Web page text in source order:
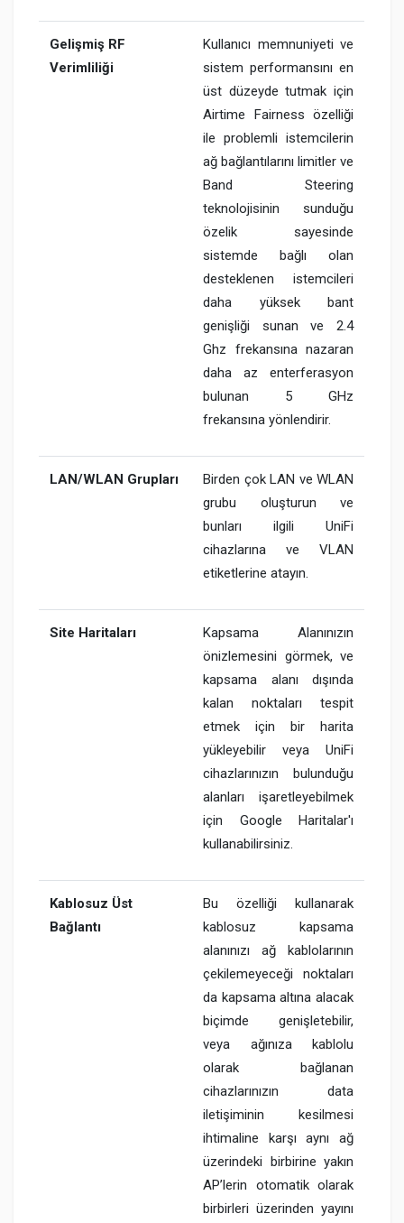
Gelişmiş RF
Verimliliği
Kullanıcı memnuniyeti ve
sistem performansını en
üst düzeyde tutmak için
Airtime Fairness özelliği
ile problemli istemcilerin
ağ bağlantılarını limitler ve
Band Steering
teknolojisinin sunduğu
özelik sayesinde
sistemde bağlı olan
desteklenen istemcileri
daha yüksek bant
genişliği sunan ve 2.4
Ghz frekansına nazaran
daha az enterferasyon
bulunan 5 GHz
frekansına yönlendirir.
LAN/WLAN Grupları
Birden çok LAN ve WLAN
grubu oluşturun ve
bunları ilgili UniFi
cihazlarına ve VLAN
etiketlerine atayın.
Site Haritaları
Kapsama Alanınızın
önizlemesini görmek, ve
kapsama alanı dışında
kalan noktaları tespit
etmek için bir harita
yükleyebilir veya UniFi
cihazlarınızın bulunduğu
alanları işaretleyebilmek
için Google Haritalar'ı
kullanabilirsiniz.
Kablosuz Üst
Bağlantı
Bu özelliği kullanarak
kablosuz kapsama
alanınızı ağ kablolarının
çekilemeyeceği noktaları
da kapsama altına alacak
biçimde genişletebilir,
veya ağınıza kablolu
olarak bağlanan
cihazlarınızın data
iletişiminin kesilmesi
ihtimaline karşı aynı ağ
üzerindeki birbirine yakın
AP’lerin otomatik olarak
birbirleri üzerinden yayını